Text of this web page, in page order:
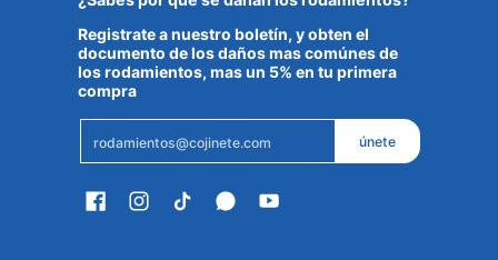
Registrate a nuestro boletín, y obten el
documento de los daños mas comúnes de
los rodamientos, mas un 5% en tu primera
compra
únete